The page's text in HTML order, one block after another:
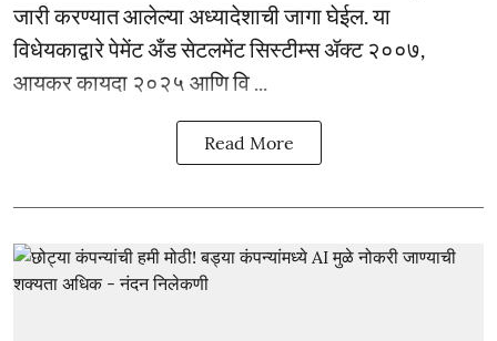
जारी करण्यात आलेल्या अध्यादेशाची जागा घेईल. या
विधेयकाद्वारे पेमेंट अँड सेटलमेंट सिस्टीम्स ॲक्ट २००७,
आयकर कायदा २०२५ आणि वि ...
Read More